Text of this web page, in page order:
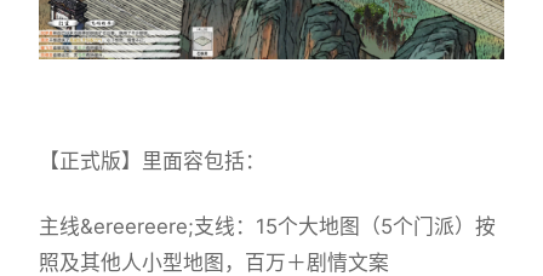
【正式版】里面容包括：
主线&ereereere;支线：15个大地图（5个门派）按
照及其他人小型地图，百万＋剧情文案